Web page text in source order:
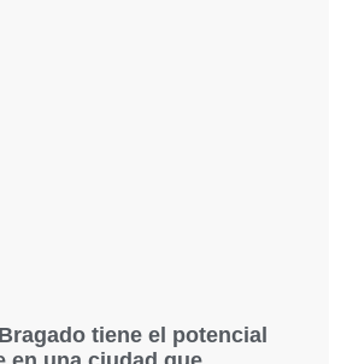
tiene el potencial